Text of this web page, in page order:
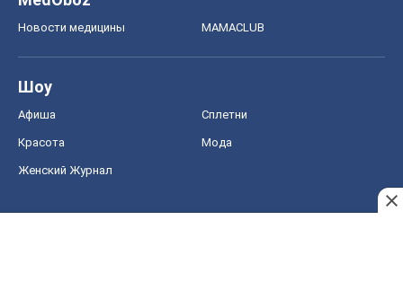
Новости медицины MAMACLUB
Шоу
Афиша Сплетни
Красота Мода
Женский Журнал